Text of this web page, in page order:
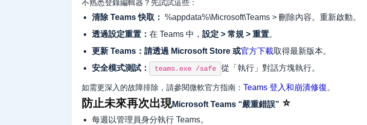
不熟悉登錄編輯器？先試試這些：
清除 Teams 快取： %appdata%\Microsoft\Teams > 刪除內容。重新啟動。
透過設定重置： 在 Teams 中， 設定 > 常規 > 重置。
更新 Teams：請透過 Microsoft Store 或官方下載取得最新版本。
安全模式測試：
teams.exe /safe 從「執行」對話方塊執行。
如需更深入的故障排除，請參閱微軟官方指南： Teams 登入和崩潰修復。
防止未來再次出現Microsoft Teams “嚴重錯誤” ⭐
每週以管理員身分執行 Teams。